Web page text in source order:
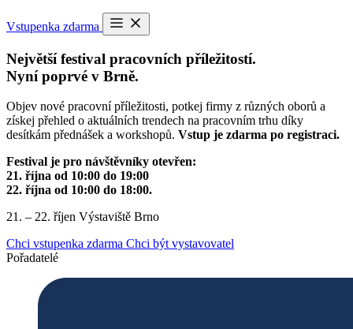
Vstupenka zdarma
Otevřít
menu
Největší festival pracovních příležitostí.
Nyní poprvé v Brně.
Objev nové pracovní příležitosti, potkej firmy z různých oborů a
získej přehled o aktuálních trendech na pracovním trhu díky
desítkám přednášek a workshopů. Vstup je zdarma po registraci.
Festival je pro návštěvníky otevřen:
21. října od 10:00 do 19:00
22. října od 10:00 do 18:00.
21. – 22. říjen Výstaviště Brno
Chci vstupenka zdarma Chci být vystavovatel
Pořadatelé